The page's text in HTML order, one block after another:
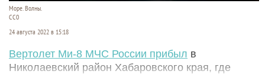
Море. Волны.
СС0
24 августа 2022 в 15:18
Вертолет Ми-8 МЧС России прибыл в
Николаевский район Хабаровского края, где